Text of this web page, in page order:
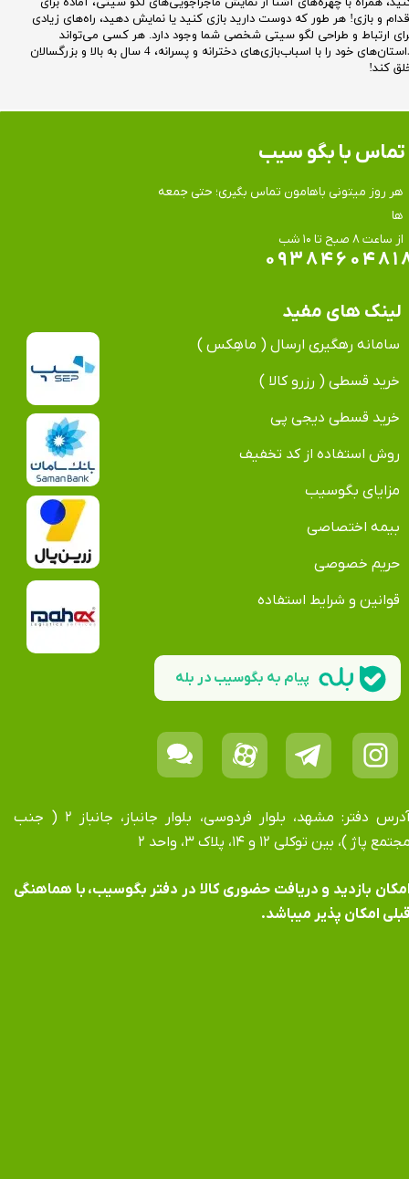
و بازی! هر طور که دوست دارید بازی کنید یا نمایش دهید، راه‌های زیادی
ارتباط و طراحی لگو سیتی شخصی شما وجود دارد. هر کسی می‌تواند
داستان‌های خود را با اسباب‌بازی‌های دخترانه و پسرانه، 4 سال به بالا و بزرگسالان
کند!
هر روز میتونی باهامون تماس بگیری؛ حتی جمعه
ها
​​​​​​​از ساعت ۸ صبح تا ۱۰ شب
تماس​​​​​​​ با بگو سیب
لینک های مفید
سامانه رهگیری ارسال ( ماهِکس )
خرید قسطی ( رزرو کالا )
خرید قسطی دیجی پی
روش استفاده از کد تخفیف
مزایای بگوسیب
بیمه اختصاصی
حریم خصوصی
قوانین و شرایط استفاده
آدرس دفتر: مشهد، بلوار فردوسی، بلوار جانباز، جانباز ۲ ( جنب
پاژ )، بین توکلی ۱۲ و ۱۴، پلاک ۳، واحد ۲
بازدید و دریافت حضوری کالا در دفتر بگوسیب، با هماهنگی
امکان پذیر میباشد.
پیام به بگوسیب در بله